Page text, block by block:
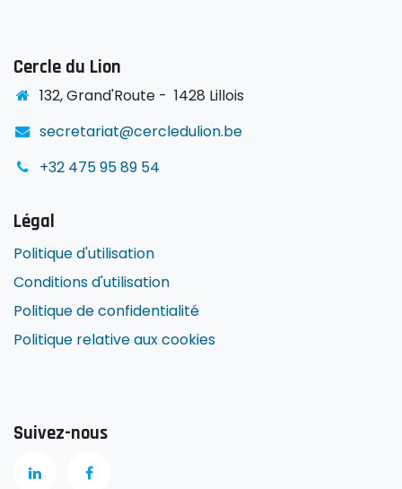
Cercle du Lion
132, Grand'Route - 1428 Lillois
secretariat@cercledulion.be
+32 475 95 89 54
Légal
Politique d'utilisation
Conditions d'utilisation
Politique de confidentialité
Politique relative aux cookies
Suivez-nous